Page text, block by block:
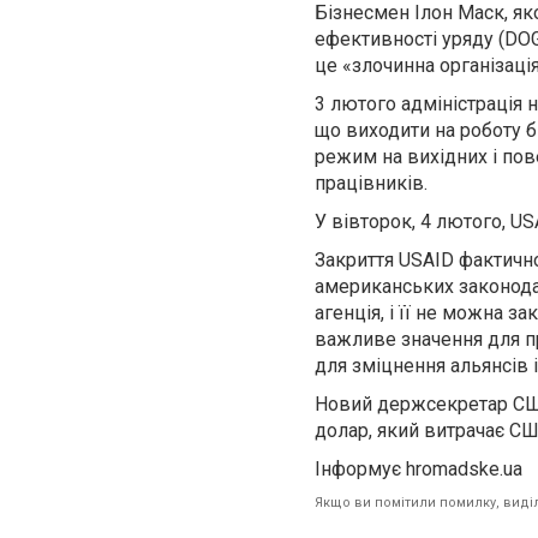
Бізнесмен Ілон Маск,
ефективності уряду
це «злочинна
3 лютого адміністрація
що виходити на роботу
режим на вихідних і
працівників.
У вівторок, 4 лютого,
Закриття USAID
американських
агенція, і її не можна
важливе значення для
для зміцнення альянсів
Новий держсекретар
долар, який витрачає
Інформує hromadske.ua
Якщо ви помітили помилку,